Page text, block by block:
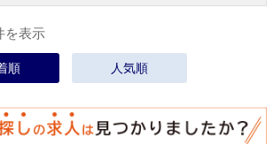
を表示
順 人気順